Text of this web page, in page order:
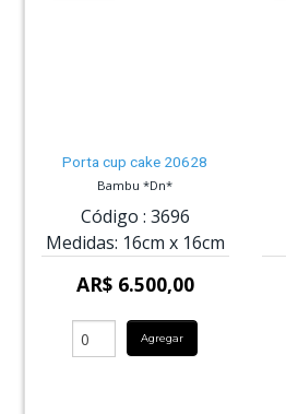
Porta cup cake 20628
Bambu *Dn*
Código : 3696
Medidas: 16cm x 16cm
AR$ 6.500,00
Agregar